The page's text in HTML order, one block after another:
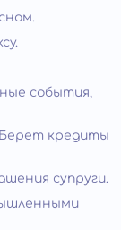
события,
Берет кредиты
супруги.